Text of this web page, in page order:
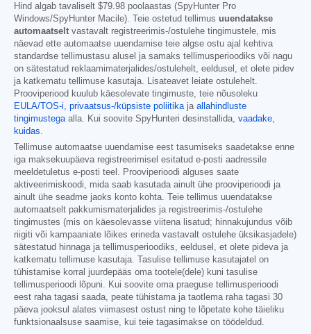
Hind algab tavaliselt $79.98 poolaastas (SpyHunter Pro
Windows/SpyHunter Macile). Teie ostetud tellimus uuendatakse
automaatselt vastavalt registreerimis-/ostulehe tingimustele, mis
näevad ette automaatse uuendamise teie algse ostu ajal kehtiva
standardse tellimustasu alusel ja samaks tellimusperioodiks või nagu
on sätestatud reklaamimaterjalides/ostulehelt, eeldusel, et olete pidev
ja katkematu tellimuse kasutaja. Lisateavet leiate ostulehelt.
Prooviperiood kuulub käesolevate tingimuste, teie nõusoleku
EULA/TOS-i, privaatsus-/küpsiste poliitikaja allahindluste
tingimustegaalla. Kui soovite SpyHunteri desinstallida, vaadake,
kuidas.
Tellimuse automaatse uuendamise eest tasumiseks saadetakse enne
iga maksekuupäeva registreerimisel esitatud e-posti aadressile
meeldetuletus e-posti teel. Prooviperioodi alguses saate
aktiveerimiskoodi, mida saab kasutada ainult ühe prooviperioodi ja
ainult ühe seadme jaoks konto kohta. Teie tellimus uuendatakse
automaatselt pakkumismaterjalides ja registreerimis-/ostulehe
tingimustes (mis on käesolevasse viitena lisatud; hinnakujundus võib
riigiti või kampaaniate lõikes erineda vastavalt ostulehe üksikasjadele)
sätestatud hinnaga ja tellimusperioodiks, eeldusel, et olete pideva ja
katkematu tellimuse kasutaja. Tasulise tellimuse kasutajatel on
tühistamise korral juurdepääs oma tootele(dele) kuni tasulise
tellimusperioodi lõpuni. Kui soovite oma praeguse tellimusperioodi
eest raha tagasi saada, peate tühistama ja taotlema raha tagasi 30
päeva jooksul alates viimasest ostust ning te lõpetate kohe täieliku
funktsionaalsuse saamise, kui teie tagasimakse on töödeldud.